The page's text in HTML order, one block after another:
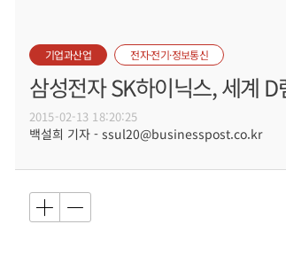
기업과산업 전자·전기·정보통신
삼성전자 SK하이닉스, 세계
2015-02-13 18:20:25
백설희 기자 - ssul20@businesspost.co.kr